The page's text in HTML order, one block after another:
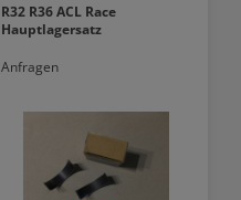
R32 R36 ACL Race
Hauptlagersatz
Anfragen